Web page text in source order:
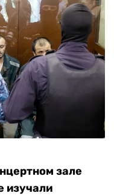
зале
изучали